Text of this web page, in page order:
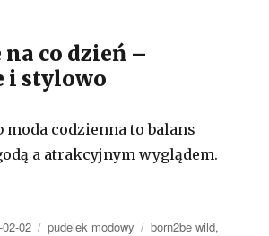
co dzień –
i stylowo
moda codzienna to balans
a atrakcyjnym wyglądem.
02 Kategorie
pudelek modowy Tagi
born2be wild,